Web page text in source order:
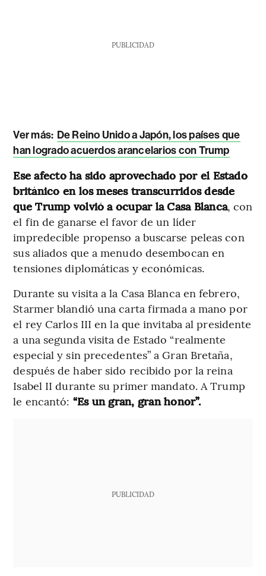
PUBLICIDAD
Ver más: De Reino Unido a Japón, los países que
han logrado acuerdos arancelarios con Trump
Ese afecto ha sido aprovechado por el Estado
británico en los meses transcurridos desde
que Trump volvió a ocupar la Casa Blanca, con
el fin de ganarse el favor de un líder
impredecible propenso a buscarse peleas con
sus aliados que a menudo desembocan en
tensiones diplomáticas y económicas.
Durante su visita a la Casa Blanca en febrero,
Starmer blandió una carta firmada a mano por
el rey Carlos III en la que invitaba al presidente
a una segunda visita de Estado “realmente
especial y sin precedentes” a Gran Bretaña,
después de haber sido recibido por la reina
Isabel II durante su primer mandato. A Trump
le encantó: “Es un gran, gran honor”.
PUBLICIDAD